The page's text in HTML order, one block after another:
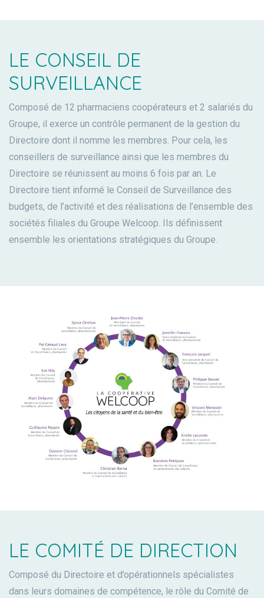
LE CONSEIL DE
SURVEILLANCE
Composé de 12 pharmaciens coopérateurs et 2 salariés du
Groupe, il exerce un contrôle permanent de la gestion du
Directoire dont il nomme les membres. Pour cela, les
conseillers de surveillance ainsi que les membres du
Directoire se réunissent au moins 6 fois par an. Le
Directoire tient informé le Conseil de Surveillance des
budgets, de l’activité et des réalisations de l’ensemble des
sociétés filiales du Groupe Welcoop. Ils définissent
ensemble les orientations stratégiques du Groupe.
LE COMITÉ DE DIRECTION
Composé du Directoire et d’opérationnels spécialistes
dans leurs domaines de compétence, le rôle du Comité de